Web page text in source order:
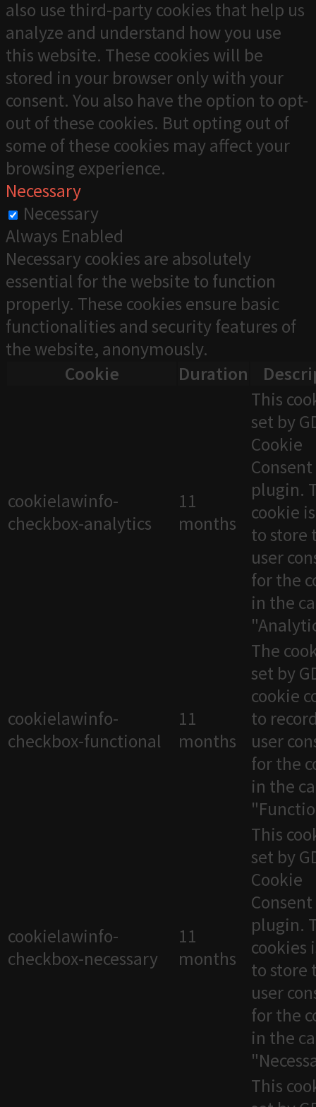
also use third-party cookies that help us
analyze and understand how you use
this website. These cookies will be
stored in your browser only with your
consent. You also have the option to opt-
out of these cookies. But opting out of
some of these cookies may affect your
browsing experience.
Necessary
Necessary
Always Enabled
Necessary cookies are absolutely
essential for the website to function
properly. These cookies ensure basic
functionalities and security features of
the website, anonymously.
Cookie
Duration
cookielawinfo-
checkbox-analytics
11
months
This
set by
Cookie
Consent
plugin.
cookie
to store
user
for the
in the
cookielawinfo-
checkbox-functional
11
months
The
set by
cookie
to
user
for the
in the
cookielawinfo-
checkbox-necessary
11
months
This
set by
Cookie
Consent
plugin.
cookies
to store
user
for the
in the
This